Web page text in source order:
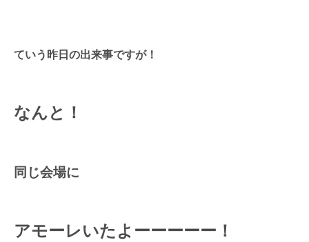
ていう昨日の出来事ですが！
なんと！
同じ会場に
アモーレいたよーーーーー！